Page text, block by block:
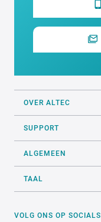
OVER ALTEC
SUPPORT
ALGEMEEN
TAAL
VOLG ONS OP SOCIALS